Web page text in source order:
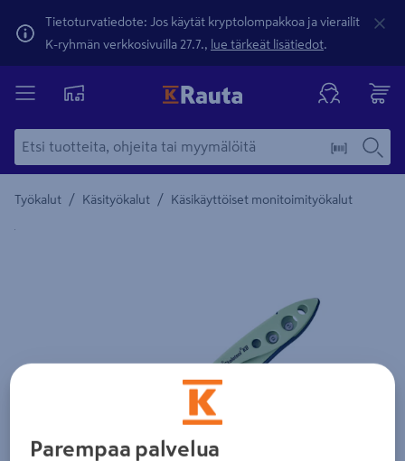
Tietoturvatiedote: Jos käytät kryptolompakkoa ja vierailit
K-ryhmän verkkosivuilla 27.7., lue tärkeät lisätiedot.
Työkalut / Käsityökalut / Käsikäyttöiset monitoimityökalut
Yksityiskohtainen kuvaus löytyy Tuotteen kuvaus -
Parempaa palvelua